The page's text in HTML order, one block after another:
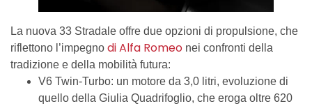
La nuova 33 Stradale offre due opzioni di propulsione, che
riflettono l’impegno di Alfa Romeo nei confronti della
tradizione e della mobilità futura:
V6 Twin-Turbo: un motore da 3,0 litri, evoluzione di
quello della Giulia Quadrifoglio, che eroga oltre 620